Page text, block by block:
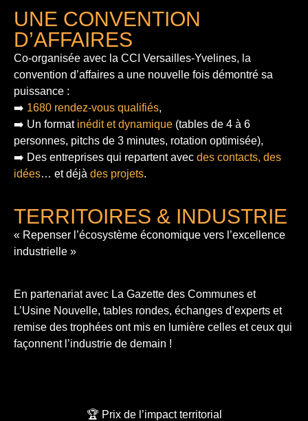
UNE CONVENTION
D’AFFAIRES
Co-organisée avec la CCI Versailles-Yvelines, la
convention d’affaires a une nouvelle fois démontré sa
puissance :
➡️ 1680 rendez-vous qualifiés,
➡️ Un format inédit et dynamique (tables de 4 à 6
personnes, pitchs de 3 minutes, rotation optimisée),
➡️ Des entreprises qui repartent avec des contacts, des
idées… et déjà des projets.
TERRITOIRES & INDUSTRIE
« Repenser l’écosystème économique vers l’excellence
industrielle »
En partenariat avec La Gazette des Communes et
L’Usine Nouvelle, tables rondes, échanges d’experts et
remise des trophées ont mis en lumière celles et ceux qui
façonnent l’industrie de demain !
🏆 Prix de l’impact territorial